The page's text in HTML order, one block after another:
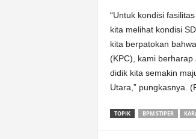
“Untuk kondisi
kita melihat kondisi
kita berpatokan
(KPC), kami
didik kita semakin
Utara,” pungkasnya.
TOPIK BPM STIPER